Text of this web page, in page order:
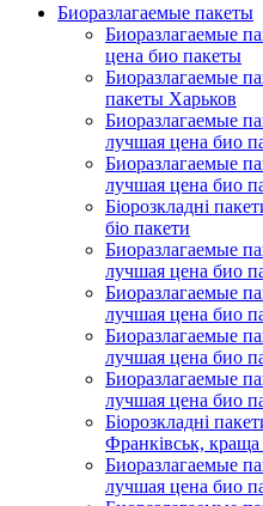
Биоразлагаемые пакеты
Биоразлагаемые
цена био пакеты
Биоразлагаемые
пакеты Харьков
Биоразлагаемые
лучшая цена био
Биоразлагаемые
лучшая цена био
Біорозкладні
біо пакети
Биоразлагаемые
лучшая цена био
Биоразлагаемые
лучшая цена био
Биоразлагаемые
лучшая цена био
Биоразлагаемые
лучшая цена био
Біорозкладні
Франківськ, краща
Биоразлагаемые
лучшая цена био